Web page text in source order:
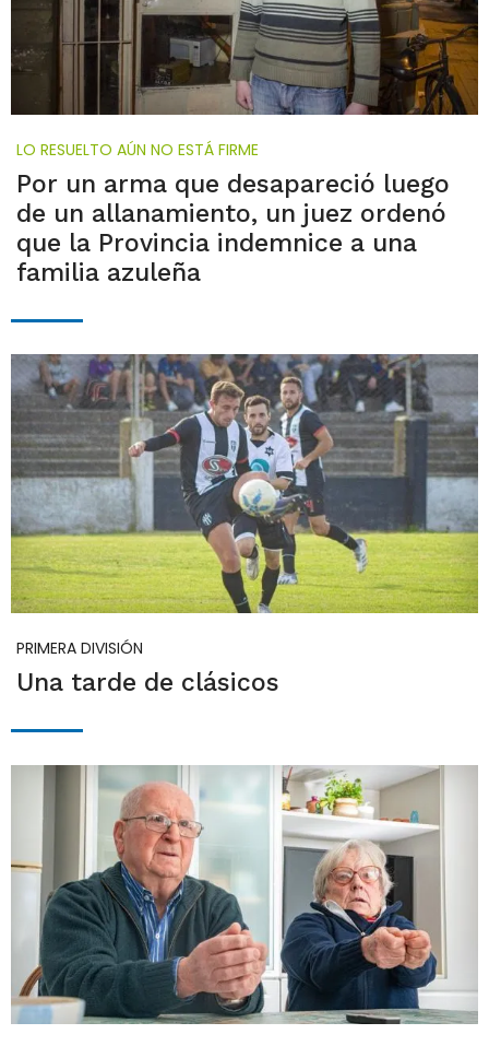
LO RESUELTO AÚN NO ESTÁ FIRME
Por un arma que desapareció luego
de un allanamiento, un juez ordenó
que la Provincia indemnice a una
familia azuleña
PRIMERA DIVISIÓN
Una tarde de clásicos